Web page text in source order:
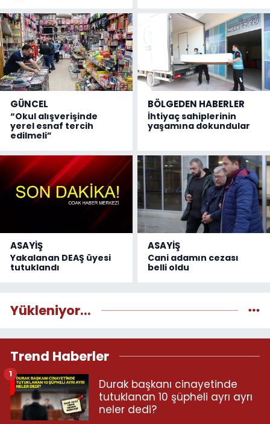
GÜNCEL
“Okul alışverişinde
yerel esnaf tercih
edilmeli”
BÖLGEDEN HABERLER
İhtiyaç sahiplerinin
yaşamına dokundular
ASAYİŞ
Yakalanan DEAŞ üyesi
tutuklandı
ASAYİŞ
Cani adamın cezası
belli oldu
Yükleniyor...
Trend Haberler
Durak başkanı cinayetinde
tutuklanan 10 şüpheli ayrı ayrı
neler dedi?
1